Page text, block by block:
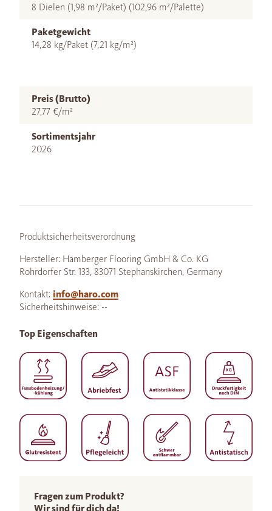
8 Dielen (1,98 m²/Paket) (102,96 m²/Palette)
Paketgewicht
14,28 kg/Paket (7,21 kg/m²)
Preis (Brutto)
27,77 €/m²
Sortimentsjahr
2026
Produktsicherheitsverordnung
Hersteller: Hamberger Flooring GmbH & Co. KG
Rohrdorfer Str. 133, 83071 Stephanskirchen, Germany
Kontakt: info@haro.com
Sicherheitshinweise: --
Fragen zum Produkt?
Wir sind für dich da!
Top Eigenschaften